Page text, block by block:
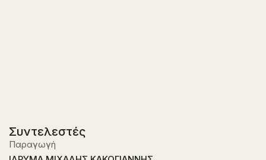
Συντελεστές
Παραγωγή